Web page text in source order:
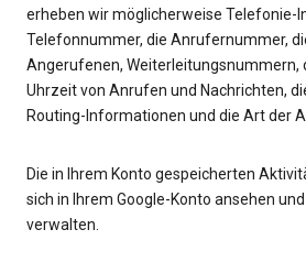
erheben wir möglicherweise Telefonie-
Telefonnummer, die Anrufernummer,
Angerufenen, Weiterleitungsnummern,
Uhrzeit von Anrufen und Nachrichten,
Routing-Informationen und die Art der
Die in Ihrem Konto gespeicherten
sich in Ihrem Google-Konto ansehen
verwalten.